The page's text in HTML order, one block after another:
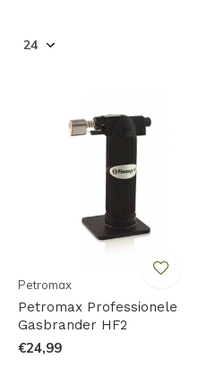
Petromax
Petromax Professionele
Gasbrander HF2
€24,99